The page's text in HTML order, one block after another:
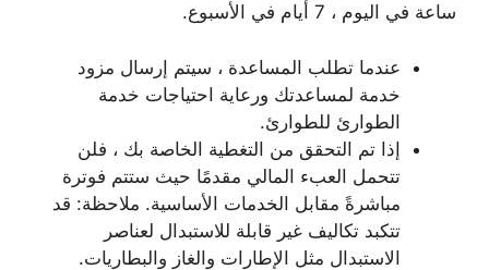
ساعة في اليوم ، 7 أيام في الأسبوع.
عندما تطلب المساعدة ، سيتم إرسال مزود
خدمة لمساعدتك ورعاية احتياجات خدمة
الطوارئ للطوارئ.
إذا تم التحقق من التغطية الخاصة بك ، فلن
تتحمل العبء المالي مقدمًا حيث ستتم فوترة
مباشرةً مقابل الخدمات الأساسية. ملاحظة: قد
تتكبد تكاليف غير قابلة للاستبدال لعناصر
الاستبدال مثل الإطارات والغاز والبطاريات.